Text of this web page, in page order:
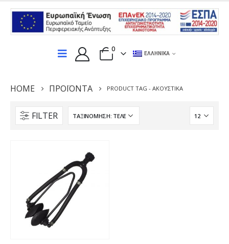
0
ΕΛΛΗΝΙΚΆ
HOME ΠΡΟΪΌΝΤΑ PRODUCT TAG - ΑΚΟΥΣΤΙΚΆ
FILTER